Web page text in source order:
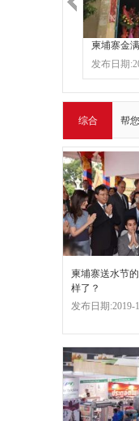
发布日期
综合 帮
柬埔寨送水节
样了？
发布日期:2019-